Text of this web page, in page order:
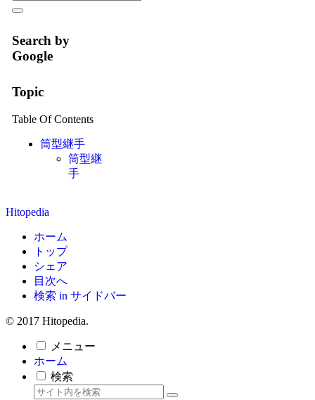
Search by
Google
Topic
Table Of Contents
筒型継手
筒型継
手
Hitopedia
ホーム
トップ
シェア
目次へ
検索 in サイドバー
© 2017 Hitopedia.
メニュー
ホーム
検索